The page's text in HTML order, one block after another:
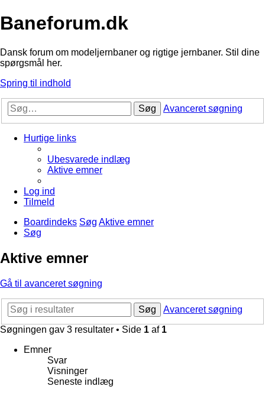
Baneforum.dk
Dansk forum om modeljernbaner og rigtige jernbaner. Stil dine
spørgsmål her.
Spring til indhold
Søg Avanceret søgning
Hurtige links
Ubesvarede indlæg
Aktive emner
Log ind
Tilmeld
Boardindeks Søg Aktive emner
Søg
Aktive emner
Gå til avanceret søgning
Søg
Avanceret søgning
Søgningen gav 3 resultater • Side 1 af 1
Emner
Svar
Visninger
Seneste indlæg